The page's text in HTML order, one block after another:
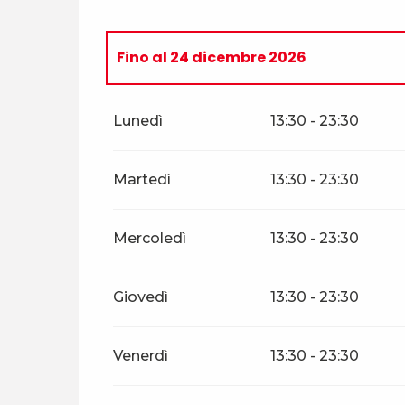
Fino al 24 dicembre 2026
26 dicembre 2026 al31 dicembre
Lunedì 13:30 - 23:30
Martedì 13:30 - 23:30
Mercoledì 13:30 - 23:30
Giovedì 13:30 - 23:30
Venerdì 13:30 - 23:30